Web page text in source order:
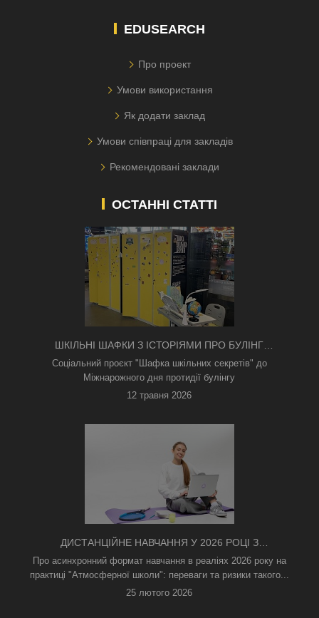
EDUSEARCH
Про проект
Умови використання
Як додати заклад
Умови співпраці для закладів
Рекомендовані заклади
ОСТАННІ СТАТТІ
ШКІЛЬНІ ШАФКИ З ІСТОРІЯМИ ПРО БУЛІНГ
З'ЯВИЛИСЯ В КИЄВІ
Соціальний проєкт "Шафка шкільних секретів" до
Міжнарожного дня протидії булінгу
12 травня 2026
ДИСТАНЦІЙНЕ НАВЧАННЯ У 2026 РОЦІ З
ТРИВОГАМИ ТА БЕЗ СВІТЛА: ЯК АСИНХРОННИЙ
ФОРМАТ РЯТУЄ ОСВІТНІЙ ПРОЦЕС
Про асинхронний формат навчання в реаліях 2026 року на
практиці "Атмосферної школи": переваги та ризики такого...
25 лютого 2026